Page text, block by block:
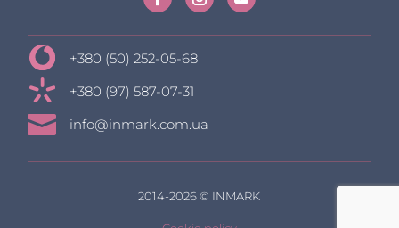
+380 (50) 252-05-68
+380 (97) 587-07-31
 info@inmark.com.ua
2014-2026 © INMARK